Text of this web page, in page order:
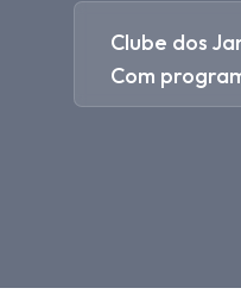
Clube dos
Com